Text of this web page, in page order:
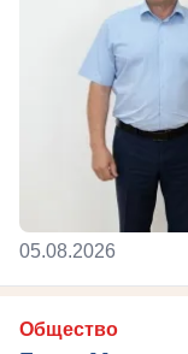
05.08.2026
Общество